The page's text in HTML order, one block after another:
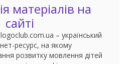
матеріалів на
сайті
– український
ресурс, на якому
розвитку мовлення дітей